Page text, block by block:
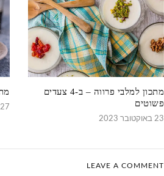
מתכון למלבי פרווה – ב-4 צעדים
פשוטים
23 באוקטובר 2023
27 בינואר 2024
LEAVE A COMMENT